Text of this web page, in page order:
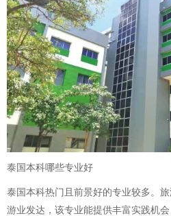
泰国本科哪些专业好
泰国本科热门且前景好的专业较多。
游业发达，该专业能提供丰富实践机